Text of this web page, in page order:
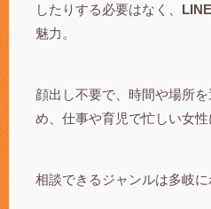
したりする必要はなく、
魅力。
顔出し不要で、時間や場所
め、仕事や育児で忙しい女性
相談できるジャンルは多岐に